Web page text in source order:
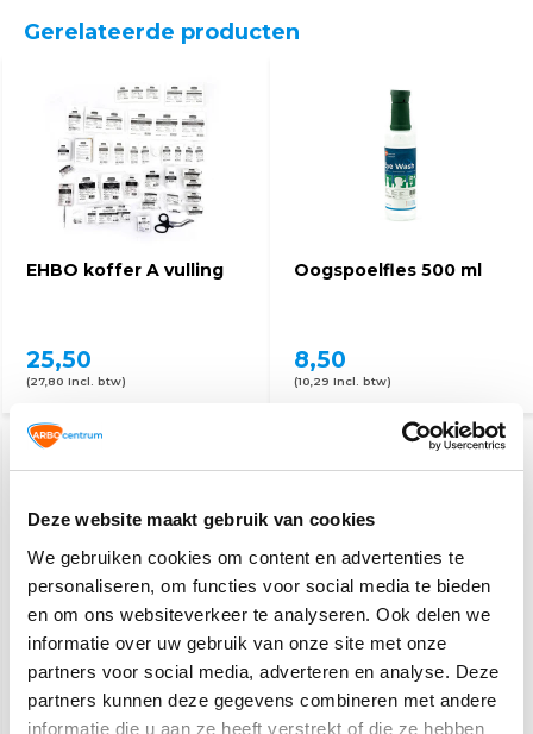
Deze website maakt gebruik van cookies
We gebruiken cookies om content en advertenties te
personaliseren, om functies voor social media te bieden
en om ons websiteverkeer te analyseren. Ook delen we
informatie over uw gebruik van onze site met onze
partners voor social media, adverteren en analyse. Deze
partners kunnen deze gegevens combineren met andere
informatie die u aan ze heeft verstrekt of die ze hebben
Gerelateerde producten
EHBO koffer A vulling
25,50
(27,80 Incl. btw)
Oogspoelfles 500 ml
8,50
(10,29 Incl. btw)
Eerste hulp EHBO koffer A Leeg
37,95